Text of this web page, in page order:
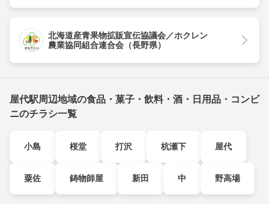
北海道産青果物拡販宣伝協議会／ホクレン
農業協同組合連合会（長野県）
屋代駅周辺地域の食品・菓子・飲料・酒・日用品・コンビ
ニのチラシ一覧
小島 桜堂 打沢 杭瀬下 屋代
粟佐 鋳物師屋 新田 中 野高場